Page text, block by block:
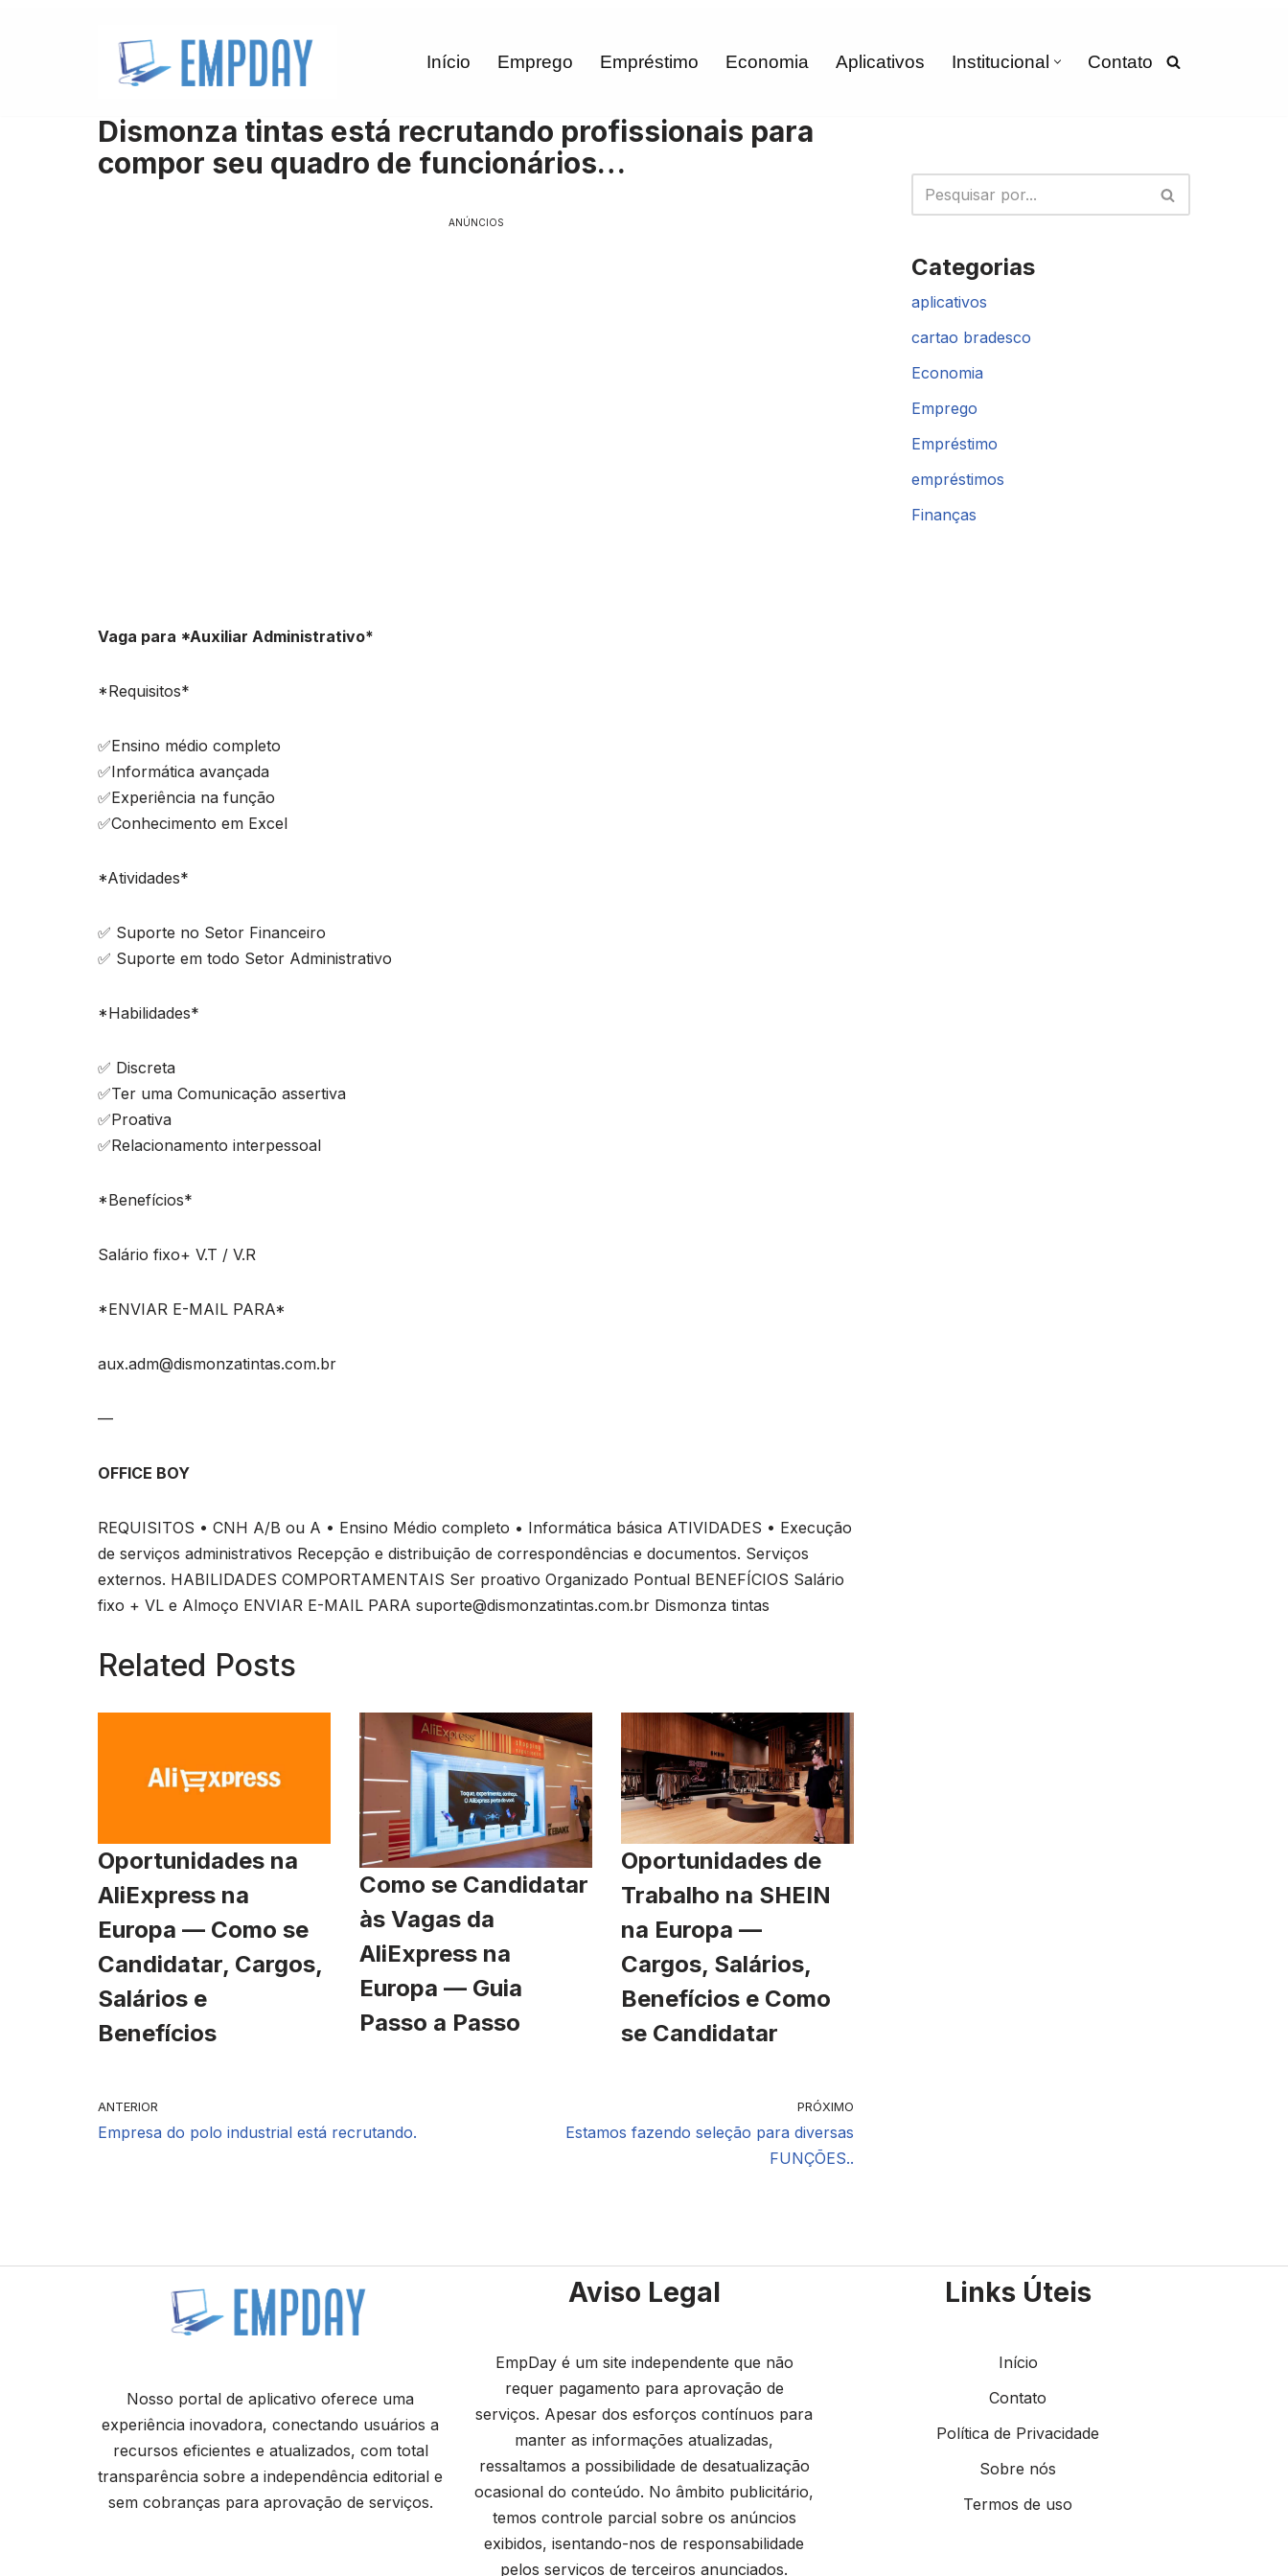
Início Emprego Empréstimo Economia Aplicativos Institucional Contato
Dismonza tintas está recrutando profissionais para
compor seu quadro de funcionários…
ANÚNCIOS
Vaga para *Auxiliar Administrativo*
*Requisitos*
✅Ensino médio completo
✅Informática avançada
✅Experiência na função
✅Conhecimento em Excel
*Atividades*
✅ Suporte no Setor Financeiro
✅ Suporte em todo Setor Administrativo
*Habilidades*
✅ Discreta
✅Ter uma Comunicação assertiva
✅Proativa
✅Relacionamento interpessoal
*Benefícios*
Salário fixo+ V.T / V.R
*ENVIAR E-MAIL PARA*
aux.adm@dismonzatintas.com.br
—
OFFICE BOY
REQUISITOS • CNH A/B ou A • Ensino Médio completo • Informática básica ATIVIDADES • Execução
de serviços administrativos Recepção e distribuição de correspondências e documentos. Serviços
externos. HABILIDADES COMPORTAMENTAIS Ser proativo Organizado Pontual BENEFÍCIOS Salário
fixo + VL e Almoço ENVIAR E-MAIL PARA suporte@dismonzatintas.com.br Dismonza tintas
Related Posts
Oportunidades na
AliExpress na
Europa — Como se
Candidatar, Cargos,
Salários e
Benefícios
Como se Candidatar
às Vagas da
AliExpress na
Europa — Guia
Passo a Passo
Oportunidades de
Trabalho na SHEIN
na Europa —
Cargos, Salários,
Benefícios e Como
se Candidatar
ANTERIOR
Empresa do polo industrial está recrutando.
PRÓXIMO
Estamos fazendo seleção para diversas
FUNÇÕES..
Categorias
aplicativos
cartao bradesco
Economia
Emprego
Empréstimo
empréstimos
Finanças
Nosso portal de aplicativo oferece uma
experiência inovadora, conectando usuários a
recursos eficientes e atualizados, com total
transparência sobre a independência editorial e
sem cobranças para aprovação de serviços.
Aviso Legal
EmpDay é um site independente que não
requer pagamento para aprovação de
serviços. Apesar dos esforços contínuos para
manter as informações atualizadas,
ressaltamos a possibilidade de desatualização
ocasional do conteúdo. No âmbito publicitário,
temos controle parcial sobre os anúncios
exibidos, isentando-nos de responsabilidade
pelos serviços de terceiros anunciados.
Links Úteis
Início
Contato
Política de Privacidade
Sobre nós
Termos de uso